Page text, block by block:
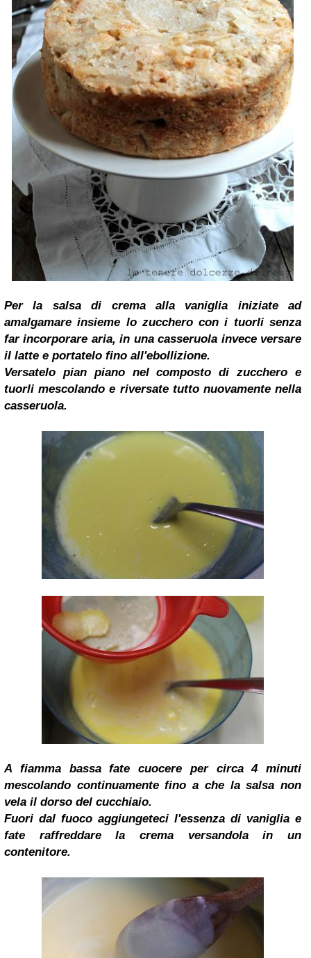
Per la salsa di crema alla vaniglia iniziate ad
amalgamare insieme lo zucchero con i tuorli senza
far incorporare aria, in una casseruola invece versare
il latte e portatelo fino all'ebollizione.
Versatelo pian piano nel composto di zucchero e
tuorli mescolando e riversate tutto nuovamente nella
casseruola.
A fiamma bassa fate cuocere per circa 4 minuti
mescolando continuamente fino a che la salsa non
vela il dorso del cucchiaio.
Fuori dal fuoco aggiungeteci l'essenza di vaniglia e
fate raffreddare la crema versandola in un
contenitore.